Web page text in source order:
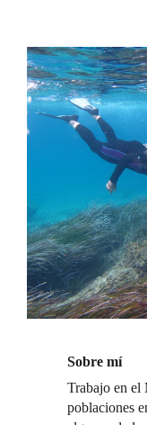
Sobre mí
Trabajo en el
poblaciones